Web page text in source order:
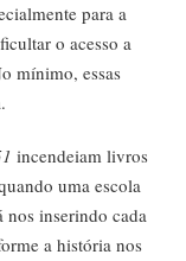
para a
o acesso a
mínimo, essas
incendeiam livros
uma escola
nos inserindo cada
a história nos